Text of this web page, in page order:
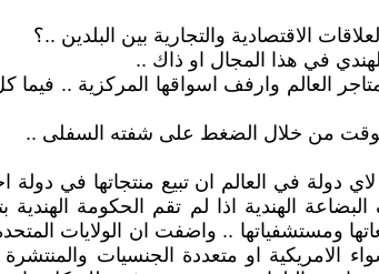
الاقتصادية والتجارية بين البلدين ..؟
في هذا المجال او ذاك ..
العالم وارفف اسواقها المركزية ..
من خلال الضغط على شفته السفلى ..
في العالم ان تبيع منتجاتها في دولة
الهندية اذا لم تقم الحكومة
ومستشفياتها .. واضفت ان الولايات
او متعددة الجنسيات والمنتشرة